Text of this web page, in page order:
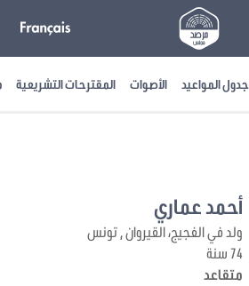
جدول المواعيد الأصوات المقترحات التشريعية
أحمد عماري
ولد في الفجيج، القيروان , تونس
74 سنة
متقاعد